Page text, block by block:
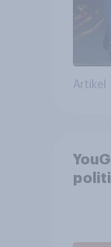
Artikel